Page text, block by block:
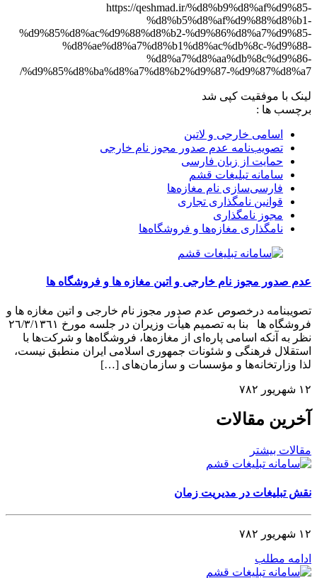
https://qeshmad.ir/%d8%b9%d8%af%d9%85-
%d8%b5%d8%af%d9%88%d8%b1-
%d9%85%d8%ac%d9%88%d8%b2-%d9%86%d8%a7%d9%85-
%d8%ae%d8%a7%d8%b1%d8%ac%db%8c-%d9%88-
%d8%a7%d8%aa%db%8c%d9%86-
%d9%85%d8%ba%d8%a7%d8%b2%d9%87-%d9%87%d8%a7/
لینک با موفقیت کپی شد
برچسب‌ ها :
اسامی خارجی و لاتین
تصویب‌نامه عدم صدور مجوز نام خارجی
حمایت از زبان فارسی
سامانه تبلیغات قشم
فارسی‌سازی نام مغازه‌ها
قوانین نامگذاری تجاری
مجوز نامگذاری
نامگذاری مغازه‌ها و فروشگاه‌ها
عدم صدور مجوز نام خارجی و اتین مغازه ها و فروشگاه ها
تصویبنامه درخصوص عدم صدور مجوز نام خارجی و اتین مغازه ها و
فروشگاه ها بنا به‌ تصمیم‌ هیأت‌ وزیران‌ در جلسه‌ مورخ ٢٦/٣/١٣٦١
نظر به‌ آنکه‌ اسامی‌ پاره‌ای‌ از مغازه‌ها، فروشگاه‌ها و شرکت‌ها با
استقلال‌ فرهنگی‌ و شئونات‌ جمهوری‌ اسلامی‌ ایران‌ منطبق‌ نیست‌،
لذا وزارتخانه‌ها و مؤسسات‌ و سازمان‌های‌ […]
۱۲ شهریور ۷۸۲
آخرین مقالات
مقالات بیشتر
نقش تبلیغات در مدیریت زمان
۱۲ شهریور ۷۸۲
ادامه مطلب